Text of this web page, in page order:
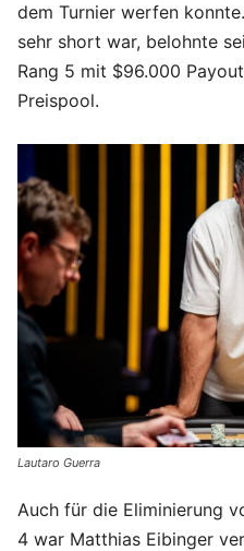
dem Turnier werfen
sehr short war, belohnte
Rang 5 mit $96.000
Preispool.
Lautaro Guerra
Auch für die Eliminierung
4 war Matthias Eibinger